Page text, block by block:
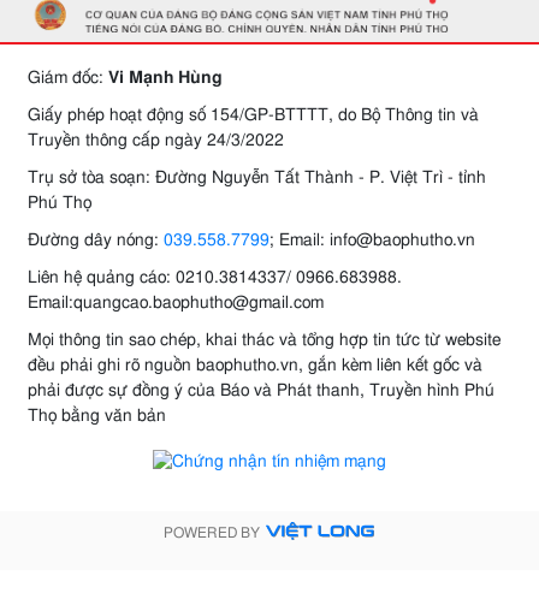
Giám đốc: Vi Mạnh Hùng
Giấy phép hoạt động số 154/GP-BTTTT, do Bộ Thông tin và
Truyền thông cấp ngày 24/3/2022
Trụ sở tòa soạn: Đường Nguyễn Tất Thành - P. Việt Trì - tỉnh
Phú Thọ
Đường dây nóng: 039.558.7799; Email: info@baophutho.vn
Liên hệ quảng cáo: 0210.3814337/ 0966.683988.
Email:quangcao.baophutho@gmail.com
Mọi thông tin sao chép, khai thác và tổng hợp tin tức từ website
đều phải ghi rõ nguồn baophutho.vn, gắn kèm liên kết gốc và
phải được sự đồng ý của Báo và Phát thanh, Truyền hình Phú
Thọ bằng văn bản
POWERED BY